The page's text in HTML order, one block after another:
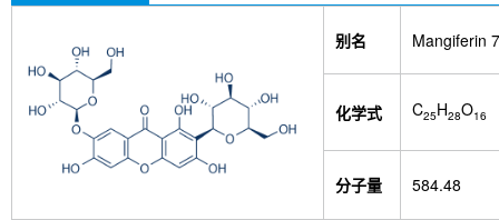
别名 Mangiferin
化学式 C25H28O16
分子量 584.48